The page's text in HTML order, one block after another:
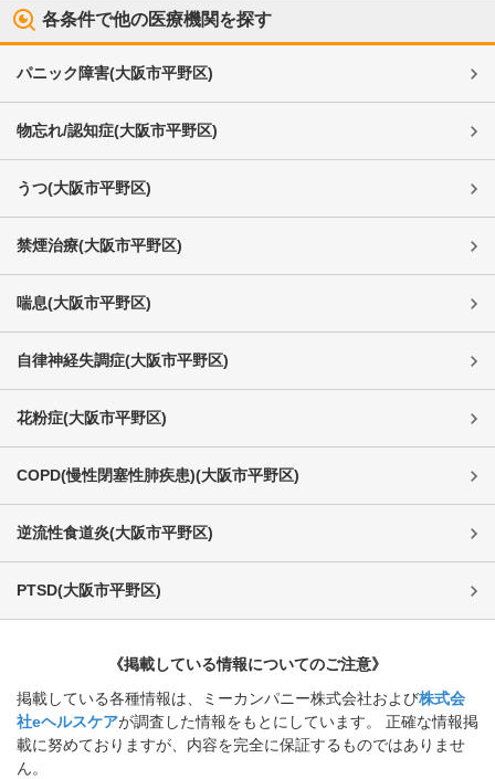
各条件で他の医療機関を探す
パニック障害(大阪市平野区)
物忘れ/認知症(大阪市平野区)
うつ(大阪市平野区)
禁煙治療(大阪市平野区)
喘息(大阪市平野区)
自律神経失調症(大阪市平野区)
花粉症(大阪市平野区)
COPD(慢性閉塞性肺疾患)(大阪市平野区)
逆流性食道炎(大阪市平野区)
PTSD(大阪市平野区)
《掲載している情報についてのご注意》
掲載している各種情報は、ミーカンパニー株式会社および株式会
社eヘルスケアが調査した情報をもとにしています。 正確な情報掲
載に努めておりますが、内容を完全に保証するものではありませ
ん。